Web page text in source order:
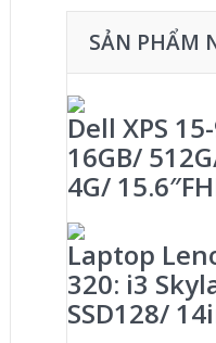
SẢN PHẨM
Dell XPS
16GB/
4G/
Laptop
320: i3
SSD128/